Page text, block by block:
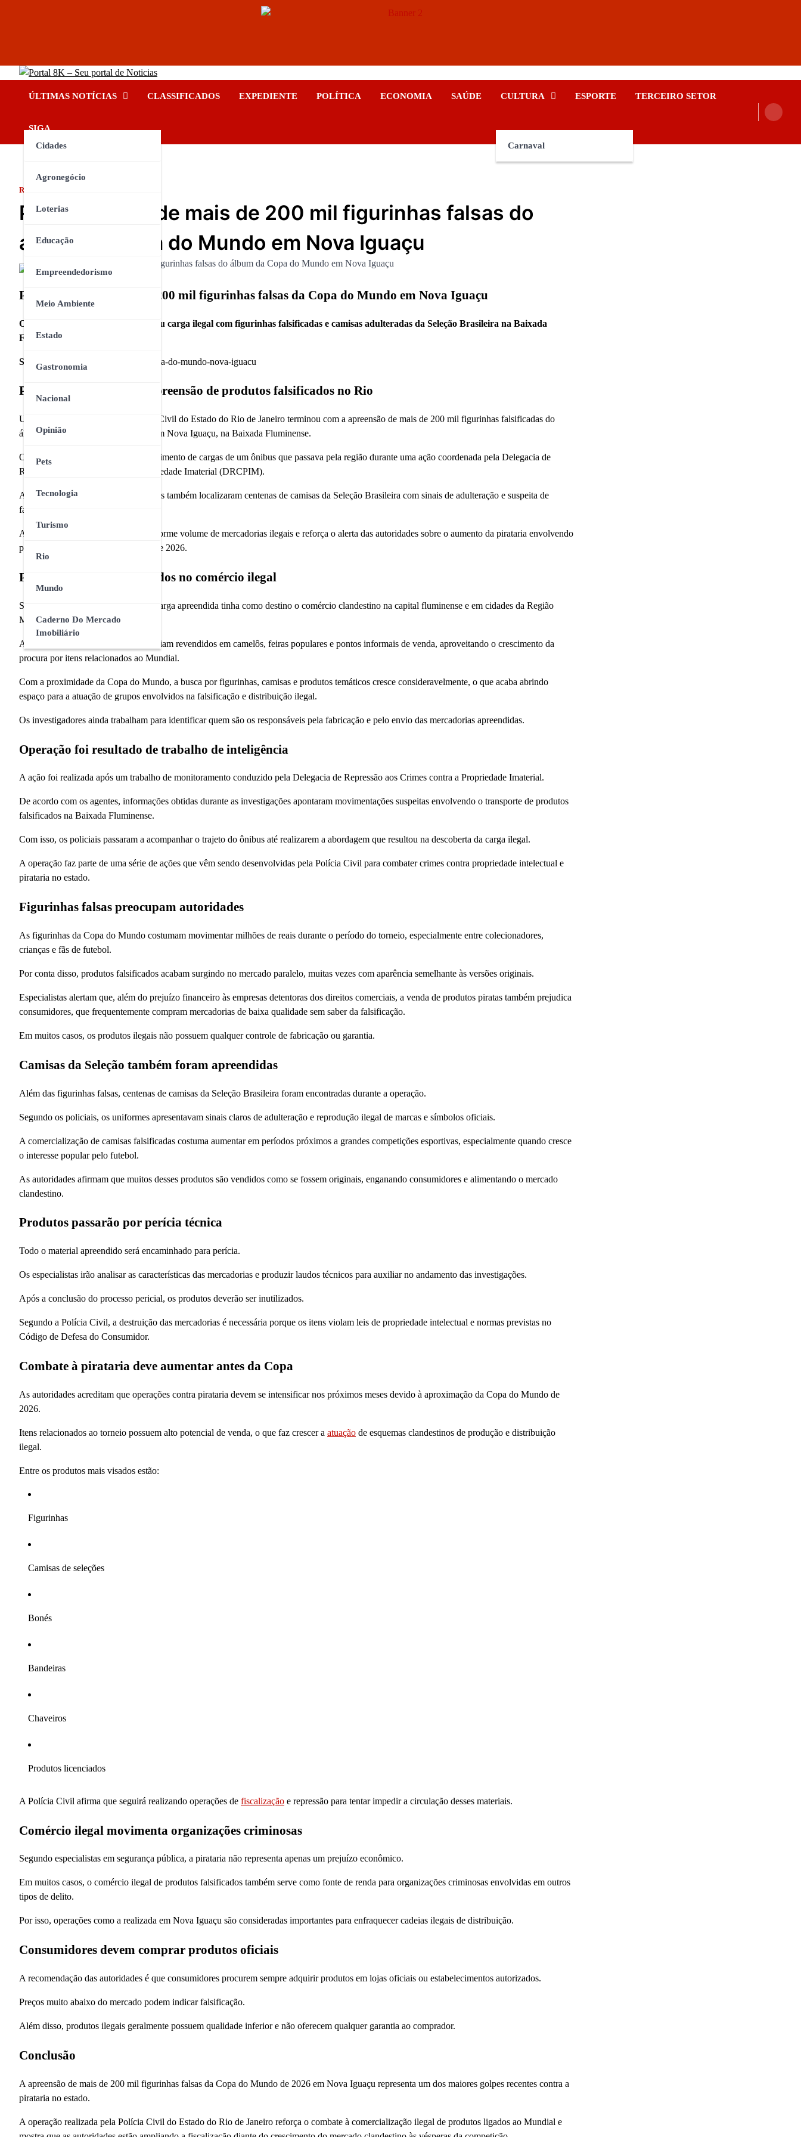
Portal 8K – Seu portal de Noticias
ÚLTIMAS NOTÍCIAS
Cidades
Agronegócio
Loterias
Educação
Empreendedorismo
Meio Ambiente
Estado
Gastronomia
Nacional
Opinião
Pets
Tecnologia
Turismo
Rio
Mundo
Caderno Do Mercado
Imobiliário
CLASSIFICADOS EXPEDIENTE POLÍTICA ECONOMIA SAÚDE CULTURA
Carnaval
ESPORTE TERCEIRO SETOR
SIGA
RIO DE JANEIRO
Polícia apreende mais de 200 mil figurinhas falsas do
álbum da Copa do Mundo em Nova Iguaçu
Polícia apreende mais de 200 mil figurinhas falsas da Copa do Mundo em Nova Iguaçu
Operação da Polícia Civil encontrou carga ilegal com figurinhas falsificadas e camisas adulteradas da Seleção Brasileira na Baixada
Fluminense
Slug:apreensao-figurinhas-falsas-copa-do-mundo-nova-iguacu
Polícia Civil faz grande apreensão de produtos falsificados no Rio
Uma operação realizada pela Polícia Civil do Estado do Rio de Janeiro terminou com a apreensão de mais de 200 mil figurinhas falsificadas do
álbum da Copa do Mundo de 2026 em Nova Iguaçu, na Baixada Fluminense.
O material foi encontrado no compartimento de cargas de um ônibus que passava pela região durante uma ação coordenada pela Delegacia de
Repressão aos Crimes contra a Propriedade Imaterial (DRCPIM).
Além das figurinhas ilegais, os agentes também localizaram centenas de camisas da Seleção Brasileira com sinais de adulteração e suspeita de
falsificação.
A apreensão chamou atenção pelo enorme volume de mercadorias ilegais e reforça o alerta das autoridades sobre o aumento da pirataria envolvendo
produtos ligados à Copa do Mundo de 2026.
Produtos seriam distribuídos no comércio ilegal
Segundo as investigações iniciais, a carga apreendida tinha como destino o comércio clandestino na capital fluminense e em cidades da Região
Metropolitana do Rio de Janeiro.
A polícia acredita que os produtos seriam revendidos em camelôs, feiras populares e pontos informais de venda, aproveitando o crescimento da
procura por itens relacionados ao Mundial.
Com a proximidade da Copa do Mundo, a busca por figurinhas, camisas e produtos temáticos cresce consideravelmente, o que acaba abrindo
espaço para a atuação de grupos envolvidos na falsificação e distribuição ilegal.
Os investigadores ainda trabalham para identificar quem são os responsáveis pela fabricação e pelo envio das mercadorias apreendidas.
Operação foi resultado de trabalho de inteligência
A ação foi realizada após um trabalho de monitoramento conduzido pela Delegacia de Repressão aos Crimes contra a Propriedade Imaterial.
De acordo com os agentes, informações obtidas durante as investigações apontaram movimentações suspeitas envolvendo o transporte de produtos
falsificados na Baixada Fluminense.
Com isso, os policiais passaram a acompanhar o trajeto do ônibus até realizarem a abordagem que resultou na descoberta da carga ilegal.
A operação faz parte de uma série de ações que vêm sendo desenvolvidas pela Polícia Civil para combater crimes contra propriedade intelectual e
pirataria no estado.
Figurinhas falsas preocupam autoridades
As figurinhas da Copa do Mundo costumam movimentar milhões de reais durante o período do torneio, especialmente entre colecionadores,
crianças e fãs de futebol.
Por conta disso, produtos falsificados acabam surgindo no mercado paralelo, muitas vezes com aparência semelhante às versões originais.
Especialistas alertam que, além do prejuízo financeiro às empresas detentoras dos direitos comerciais, a venda de produtos piratas também prejudica
consumidores, que frequentemente compram mercadorias de baixa qualidade sem saber da falsificação.
Em muitos casos, os produtos ilegais não possuem qualquer controle de fabricação ou garantia.
Camisas da Seleção também foram apreendidas
Além das figurinhas falsas, centenas de camisas da Seleção Brasileira foram encontradas durante a operação.
Segundo os policiais, os uniformes apresentavam sinais claros de adulteração e reprodução ilegal de marcas e símbolos oficiais.
A comercialização de camisas falsificadas costuma aumentar em períodos próximos a grandes competições esportivas, especialmente quando cresce
o interesse popular pelo futebol.
As autoridades afirmam que muitos desses produtos são vendidos como se fossem originais, enganando consumidores e alimentando o mercado
clandestino.
Produtos passarão por perícia técnica
Todo o material apreendido será encaminhado para perícia.
Os especialistas irão analisar as características das mercadorias e produzir laudos técnicos para auxiliar no andamento das investigações.
Após a conclusão do processo pericial, os produtos deverão ser inutilizados.
Segundo a Polícia Civil, a destruição das mercadorias é necessária porque os itens violam leis de propriedade intelectual e normas previstas no
Código de Defesa do Consumidor.
Combate à pirataria deve aumentar antes da Copa
As autoridades acreditam que operações contra pirataria devem se intensificar nos próximos meses devido à aproximação da Copa do Mundo de
2026.
Itens relacionados ao torneio possuem alto potencial de venda, o que faz crescer a atuação de esquemas clandestinos de produção e distribuição
ilegal.
Entre os produtos mais visados estão:
Figurinhas
Camisas de seleções
Bonés
Bandeiras
Chaveiros
Produtos licenciados
A Polícia Civil afirma que seguirá realizando operações de fiscalização e repressão para tentar impedir a circulação desses materiais.
Comércio ilegal movimenta organizações criminosas
Segundo especialistas em segurança pública, a pirataria não representa apenas um prejuízo econômico.
Em muitos casos, o comércio ilegal de produtos falsificados também serve como fonte de renda para organizações criminosas envolvidas em outros
tipos de delito.
Por isso, operações como a realizada em Nova Iguaçu são consideradas importantes para enfraquecer cadeias ilegais de distribuição.
Consumidores devem comprar produtos oficiais
A recomendação das autoridades é que consumidores procurem sempre adquirir produtos em lojas oficiais ou estabelecimentos autorizados.
Preços muito abaixo do mercado podem indicar falsificação.
Além disso, produtos ilegais geralmente possuem qualidade inferior e não oferecem qualquer garantia ao comprador.
Conclusão
A apreensão de mais de 200 mil figurinhas falsas da Copa do Mundo de 2026 em Nova Iguaçu representa um dos maiores golpes recentes contra a
pirataria no estado.
A operação realizada pela Polícia Civil do Estado do Rio de Janeiro reforça o combate à comercialização ilegal de produtos ligados ao Mundial e